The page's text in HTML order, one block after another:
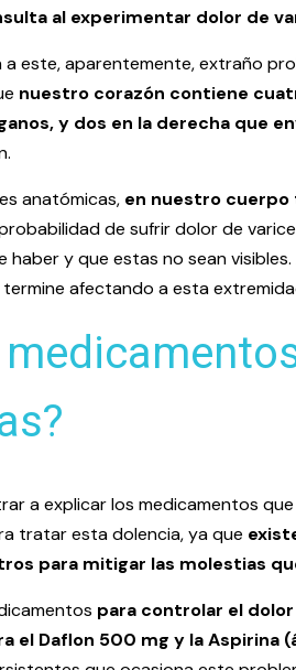
al experimentar dolor de
este, aparentemente, extraño
nuestro corazón contiene
y dos en la derecha que
anatómicas, en nuestro cuerpo
de sufrir dolor de
haber y que estas no sean
afectando a esta
a explicar los medicamentos
tratar esta dolencia, ya que
para mitigar las molestias
para controlar el
el Daflon 500 mg y la Aspirina